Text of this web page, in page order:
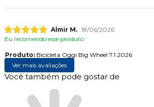
Almir M. 18/06/2026
Eu recomendo esse produto.
Produto:Bicicleta Oggi Big Wheel 7.1 2026
Ver mais avaliações
Você também pode gostar de